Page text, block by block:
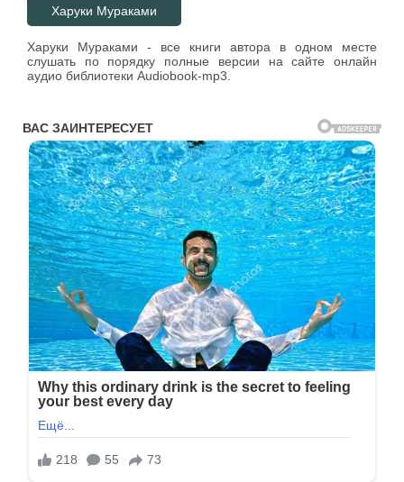
Харуки Мураками
Харуки Мураками - все книги автора в одном месте
слушать по порядку полные версии на сайте онлайн
аудио библиотеки Audiobook-mp3.